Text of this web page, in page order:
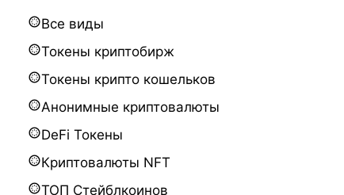
Все виды
Токены криптобирж
Токены крипто кошельков
Анонимные криптовалюты
DeFi Токены
Криптовалюты NFT
ТОП Стейблкоинов